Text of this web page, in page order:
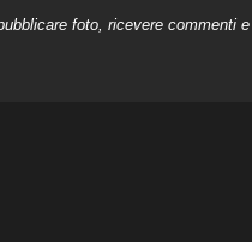
foto, ricevere